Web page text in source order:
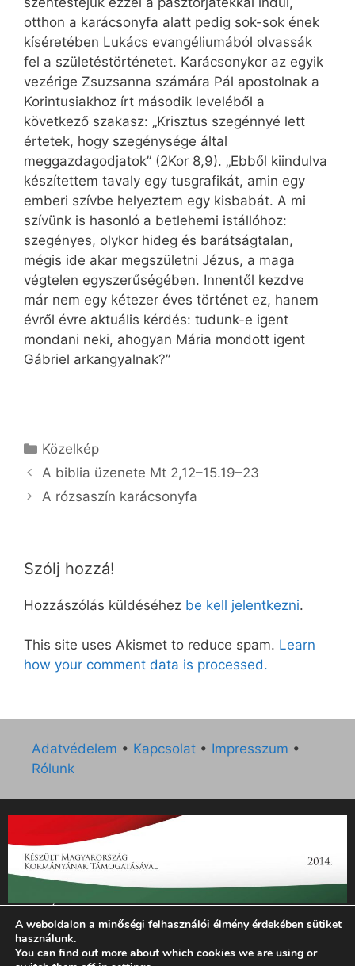
otthon a karácsonyfa alatt pedig sok-sok ének
kíséretében Lukács evangéliumából olvassák
fel a születéstörténetet. Karácsonykor az egyik
vezérige Zsuzsanna számára Pál apostolnak a
Korintusiakhoz írt második leveléből a
következő szakasz: „Krisztus szegénnyé lett
értetek, hogy szegénysége által
meggazdagodjatok” (2Kor 8,9). „Ebből kiindulva
készítettem tavaly egy tusgrafikát, amin egy
emberi szívbe helyeztem egy kisbabát. A mi
szívünk is hasonló a betlehemi istállóhoz:
szegényes, olykor hideg és barátságtalan,
mégis ide akar megszületni Jézus, a maga
végtelen egyszerűségében. Innentől kezdve
már nem egy kétezer éves történet ez, hanem
évről évre aktuális kérdés: tudunk-e igent
mondani neki, ahogyan Mária mondott igent
Gábriel arkangyalnak?”
Kategória
Közelkép
A biblia üzenete Mt 2,12–15.19–23
A rózsaszín karácsonyfa
Szólj hozzá!
Hozzászólás küldéséhez be kell jelentkezni.
This site uses Akismet to reduce spam. Learn
how your comment data is processed.
Adatvédelem • Kapcsolat • Impresszum •
Rólunk
„Az Új Ember katolikus hetilap 2014. évi működésének
támogatását az EGYH-KCP-14-P-0121 sz. támogatási
szerződés keretében 3 000 000 Ft összegben támogatta az
Emberi Erőforrások Minisztériuma.”
A weboldalon a minőségi felhasználói élmény érdekében sütiket
használunk.
You can find out more about which cookies we are using or